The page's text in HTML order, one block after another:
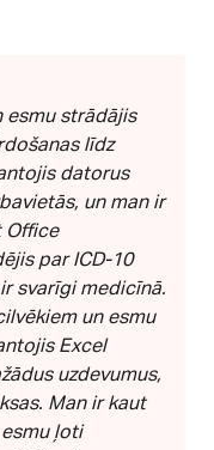
esmu strādājis
līdz
datorus
un man ir
Office
par ICD-10
svarīgi medicīnā.
un esmu
Excel
uzdevumus,
Man ir kaut
ļoti